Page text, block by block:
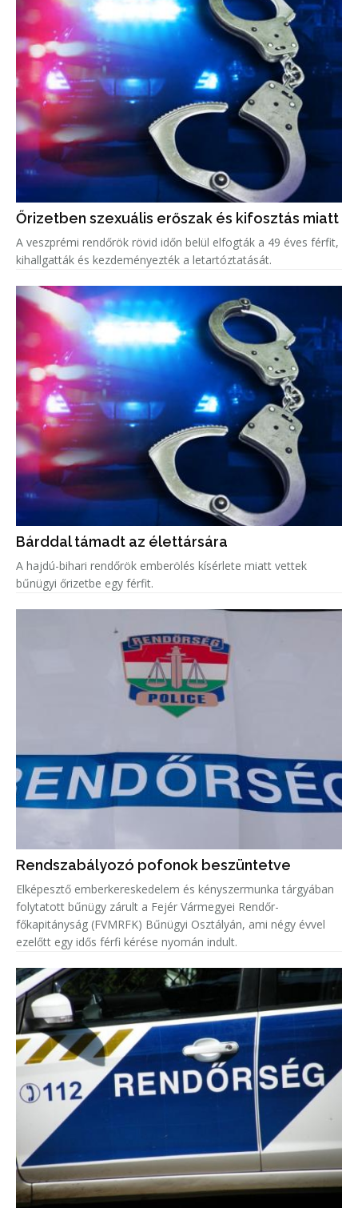
Őrizetben szexuális erőszak és kifosztás miatt
A veszprémi rendőrök rövid időn belül elfogták a 49 éves férfit,
kihallgatták és kezdeményezték a letartóztatását.
Bárddal támadt az élettársára
A hajdú-bihari rendőrök emberölés kísérlete miatt vettek
bűnügyi őrizetbe egy férfit.
Rendszabályozó pofonok beszüntetve
Elképesztő emberkereskedelem és kényszermunka tárgyában
folytatott bűnügy zárult a Fejér Vármegyei Rendőr-
főkapitányság (FVMRFK) Bűnügyi Osztályán, ami négy évvel
ezelőtt egy idős férfi kérése nyomán indult.